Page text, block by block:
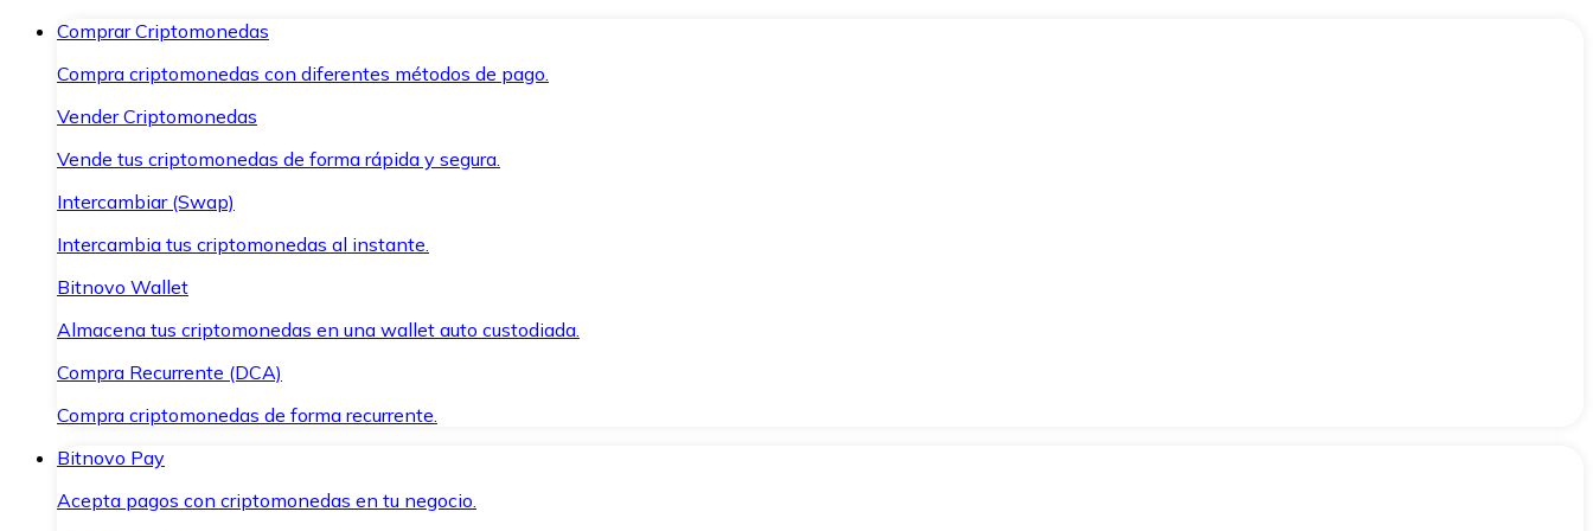
Comprar Criptomonedas
Compra criptomonedas con diferentes métodos de pago.
Vender Criptomonedas
Vende tus criptomonedas de forma rápida y segura.
Intercambiar (Swap)
Intercambia tus criptomonedas al instante.
Bitnovo Wallet
Almacena tus criptomonedas en una wallet auto custodiada.
Compra Recurrente (DCA)
Compra criptomonedas de forma recurrente.
Bitnovo Pay
Acepta pagos con criptomonedas en tu negocio.